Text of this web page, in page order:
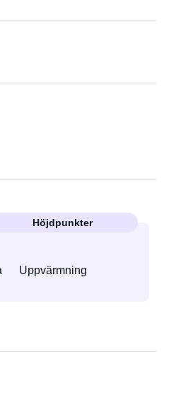
Höjdpunkter
Uppvärmning